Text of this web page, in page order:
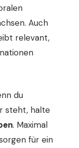
Auch
relevant,
du
steht, halte
. Maximal
für ein